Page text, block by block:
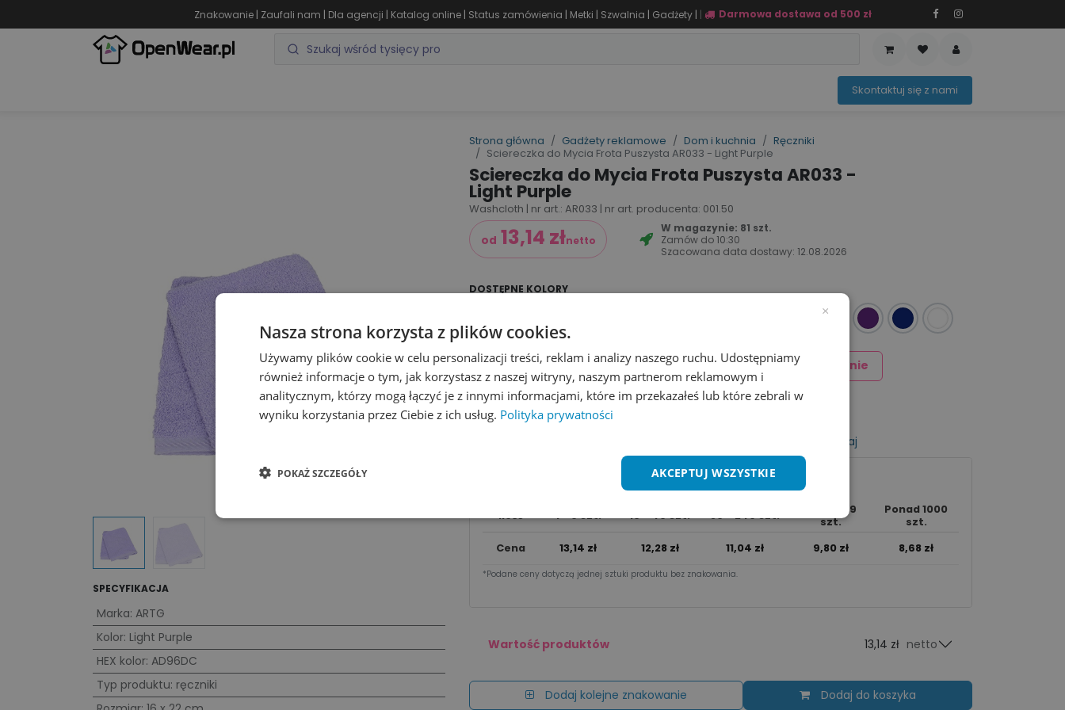
Znakowanie | Zaufali nam | Dla agencji | Katalog online | Status zamówienia | Metki | Szwalnia | Gadżety | | Darmowa dostawa od 500 zł
OFERTA SEZONOWASko​ntaktuj ​​​​się z nami​​​​
Strona główna Gadżety reklamowe Dom i kuchnia
Ręczniki
Sciereczka do Mycia Frota Puszysta AR033 - Light Purple
Sciereczka do Mycia Frota Puszysta AR033 -
Light Purple
Washcloth | nr art.: AR033 | nr art. producenta: 001.50
SPECYFIKACJA
Marka: ARTG
Kolor: Light Purple
HEX kolor: AD96DC
Typ produktu: ręczniki
od 13,14 złnetto
W magazynie: 81 szt.
Zamów do 10:30
Szacowana data dostawy: 12.08.2026
DOSTĘPNE KOLORY
Dodaj do koszyka Dodaj znakowanie
Wycena na maila
Porównaj
Cena za sztu​kę zależy od nakładu:
Ilość 1 - 9 szt. 10 - 49 szt. 50 - 249 szt.
250 - 999
szt.
Ponad 1000
szt.
Cena
13,14 zł 12,28 zł 11,04 zł 9,80zł 8,68 zł
*Podane ceny dotyczą jednej sztuki produktu bez znakowania.​
Wartość produktów 13,14 zł netto
Dodaj kolejne znakowanie Dodaj do koszyka
×
Nasza strona korzysta z plików cookies.
Używamy plików cookie w celu personalizacji treści, reklam i analizy naszego ruchu. Udostępniamy
również informacje o tym, jak korzystasz z naszej witryny, naszym partnerom reklamowym i
analitycznym, którzy mogą łączyć je z innymi informacjami, które im przekazałeś lub które zebrali w
wyniku korzystania przez Ciebie z ich usług. Polityka prywatności
AKCEPTUJ WSZYSTKIE
POKAŻ SZCZEGÓŁY